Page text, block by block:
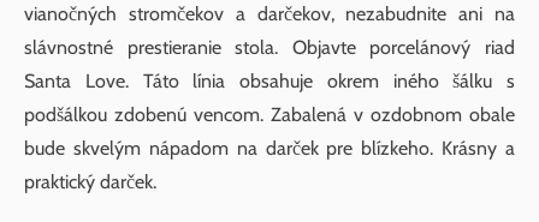
vianočných stromčekov a darčekov, nezabudnite ani na
slávnostné prestieranie stola. Objavte porcelánový riad
Santa Love. Táto línia obsahuje okrem iného šálku s
podšálkou zdobenú vencom. Zabalená v ozdobnom obale
bude skvelým nápadom na darček pre blízkeho. Krásny a
praktický darček.